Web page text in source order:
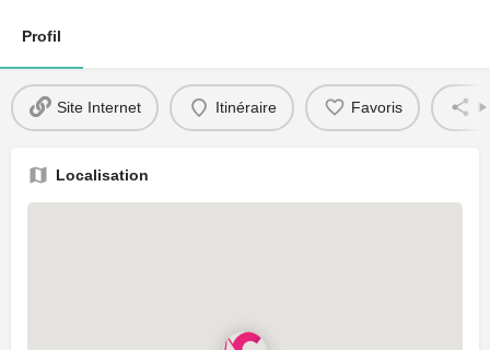
Profil
Site Internet Itinéraire Favoris
Localisation